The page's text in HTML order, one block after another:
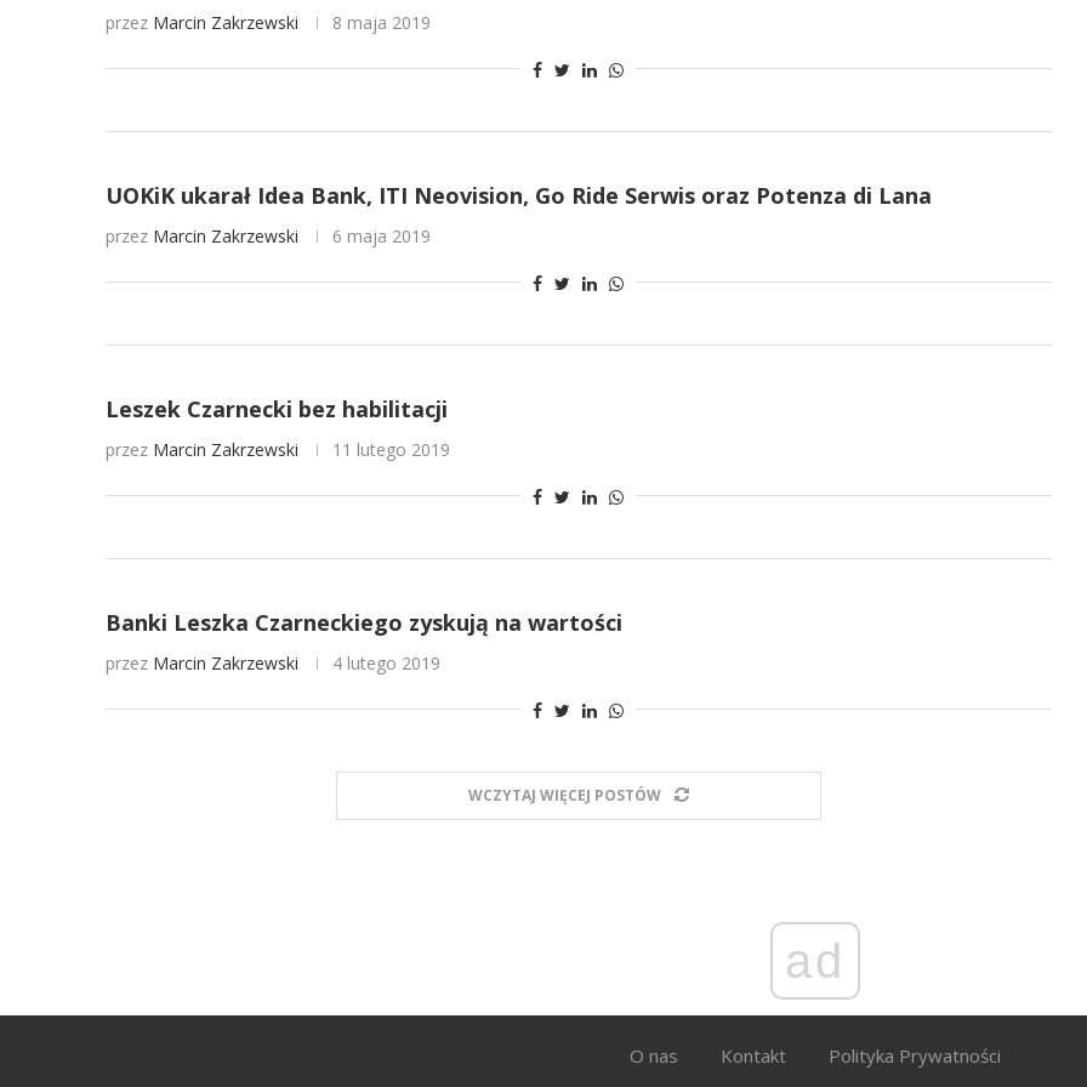
przez Marcin Zakrzewski 8 maja 2019
UOKiK ukarał Idea Bank, ITI Neovision, Go Ride Serwis oraz Potenza di Lana
przez Marcin Zakrzewski 6 maja 2019
Leszek Czarnecki bez habilitacji
przez Marcin Zakrzewski 11 lutego 2019
Banki Leszka Czarneckiego zyskują na wartości
przez Marcin Zakrzewski 4 lutego 2019
WCZYTAJ WIĘCEJ POSTÓW
ad
O nas Kontakt Polityka Prywatności